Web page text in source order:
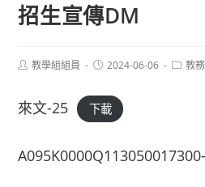
招生宣傳DM
Post教學組組員
Post2024-06-06
Post教
來文-25 下載